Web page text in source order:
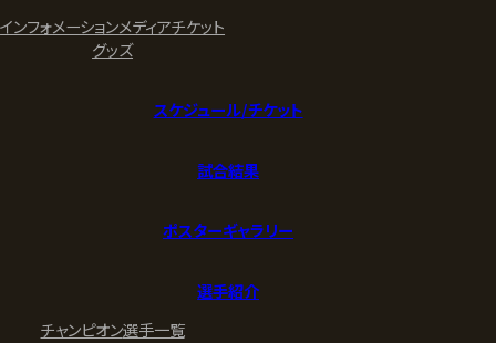
インフォメーションメディアチケット
グッズ
スケジュール/チケット
試合結果
ポスターギャラリー
選手紹介
チャンピオン選手一覧